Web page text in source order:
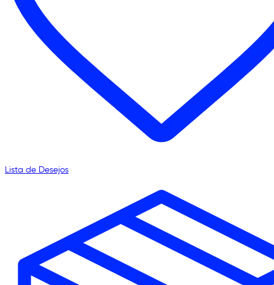
Lista de Desejos